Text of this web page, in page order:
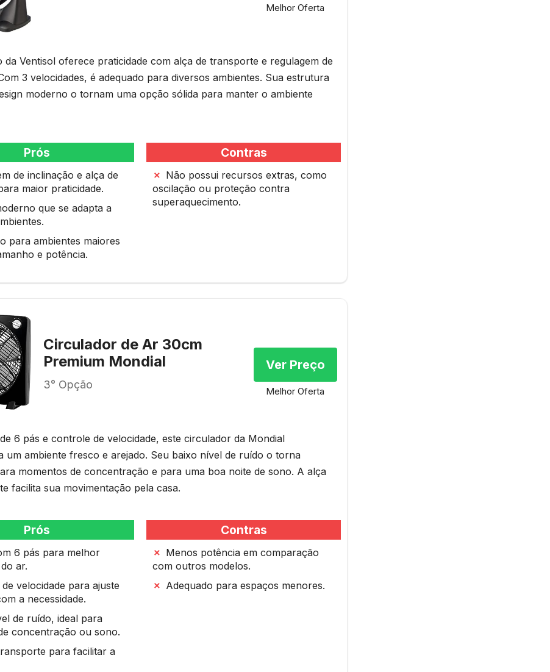
Melhor Oferta
da Ventisol oferece praticidade com alça de transporte e regulagem de
3 velocidades, é adequado para diversos ambientes. Sua estrutura
moderno o tornam uma opção sólida para manter o ambiente
Prós
de inclinação e alça de
maior praticidade.
que se adapta a
para ambientes maiores
e potência.
Contras
Não possui recursos extras, como
oscilação ou proteção contra
superaquecimento.
Circulador de Ar 30cm
Premium Mondial
3° Opção
Ver Preço
Melhor Oferta
6 pás e controle de velocidade, este circulador da Mondial
um ambiente fresco e arejado. Seu baixo nível de ruído o torna
momentos de concentração e para uma boa noite de sono. A alça
facilita sua movimentação pela casa.
Prós
6 pás para melhor
ar.
velocidade para ajuste
a necessidade.
de ruído, ideal para
concentração ou sono.
para facilitar a
Contras
Menos potência em comparação
com outros modelos.
Adequado para espaços menores.